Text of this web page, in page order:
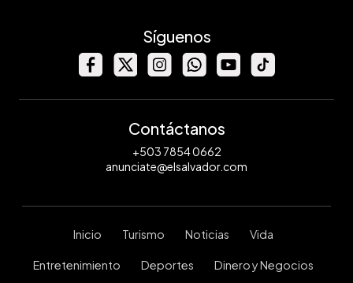
Síguenos
Contáctanos
+503 7854 0662
anunciate@elsalvador.com
Inicio Turismo Noticias Vida
Entretenimiento Deportes Dinero y Negocios